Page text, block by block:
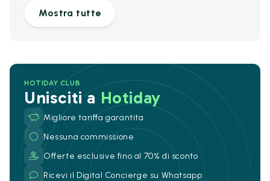
Mostra tutte
HOTIDAY CLUB
Unisciti a Hotiday
Migliore tariffa garantita
Nessuna commissione
Offerte esclusive fino al 70% di sconto
Ricevi il Digital Concierge su Whatsapp